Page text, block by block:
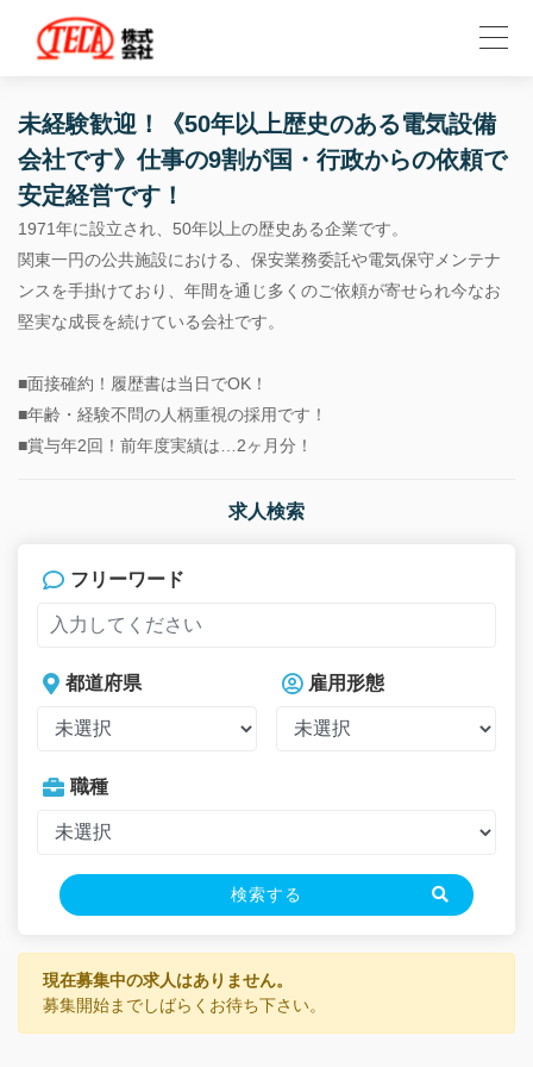
未経験歓迎！《50年以上歴史のある電気設備
会社です》仕事の9割が国・行政からの依頼で
安定経営です！
1971年に設立され、50年以上の歴史ある企業です。
関東一円の公共施設における、保安業務委託や電気保守メンテナ
ンスを手掛けており、年間を通じ多くのご依頼が寄せられ今なお
堅実な成長を続けている会社です。
■面接確約！履歴書は当日でOK！
■年齢・経験不問の人柄重視の採用です！
■賞与年2回！前年度実績は…2ヶ月分！
求人検索
フリーワード
都道府県 雇用形態
職種
検索する
現在募集中の求人はありません。
募集開始までしばらくお待ち下さい。